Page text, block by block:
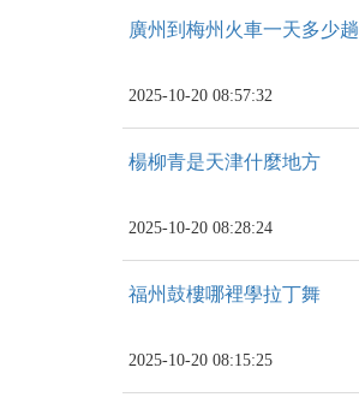
廣州到梅州火車一天多少趟
2025-10-20 08:57:32
楊柳青是天津什麼地方
2025-10-20 08:28:24
福州鼓樓哪裡學拉丁舞
2025-10-20 08:15:25